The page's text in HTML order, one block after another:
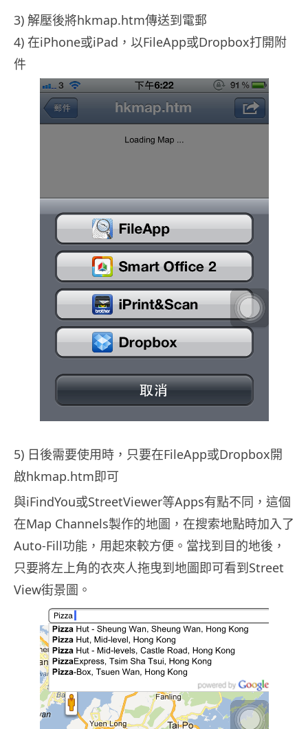
3) 解壓後將hkmap.htm傳送到電郵
4) 在iPhone或iPad，以FileApp或Dropbox打開附
件
5) 日後需要使用時，只要在FileApp或Dropbox開
啟hkmap.htm即可
與iFindYou或StreetViewer等Apps有點不同，這個
在Map Channels製作的地圖，在搜索地點時加入了
Auto-Fill功能，用起來較方便。當找到目的地後，
只要將左上角的衣夾人拖曳到地圖即可看到Street
View街景圖。